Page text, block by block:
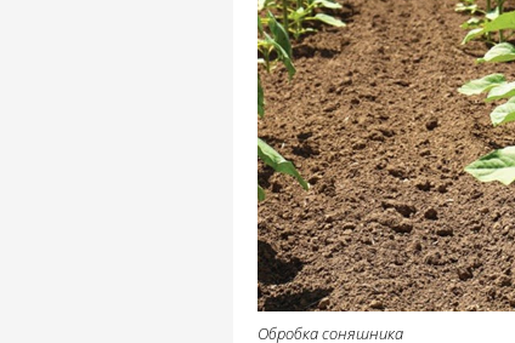
Обробка соняшника